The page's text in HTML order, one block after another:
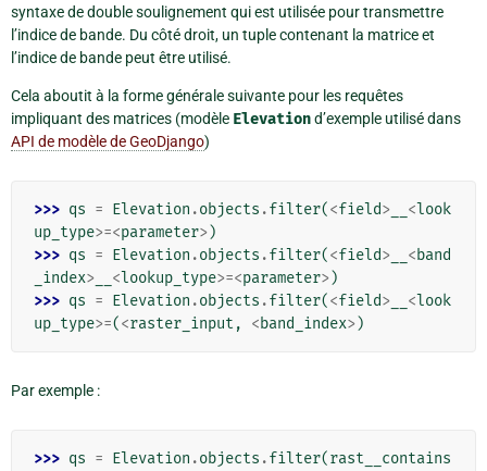
syntaxe de double soulignement qui est utilisée pour transmettre
l’indice de bande. Du côté droit, un tuple contenant la matrice et
l’indice de bande peut être utilisé.
Cela aboutit à la forme générale suivante pour les requêtes
impliquant des matrices (modèle Elevationd’exemple utilisé dans
API de modèle de GeoDjango)
>>> qs = Elevation .objects .filter(<field> <look
up_type>=<parameter>)
>>> qs = Elevation .objects .filter(<field> <band
_index> <lookup_type>=<parameter>)
>>> qs = Elevation .objects .filter(<field> <look
up_type>=(<raster_input , <band_index>)
Par exemple :
>>> qs = Elevation .objects .filter(rast__contains